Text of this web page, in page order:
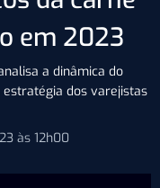
em 2023
a dinâmica do
dos varejistas
às 12h00